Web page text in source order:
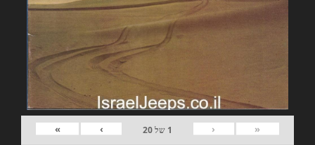
«
‹
1 של20
›
»